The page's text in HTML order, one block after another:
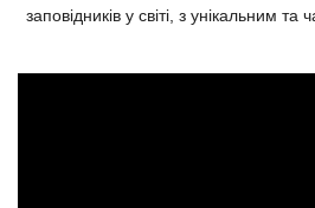
заповідників у світі, з унікальним